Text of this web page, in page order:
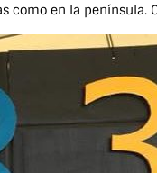
en la